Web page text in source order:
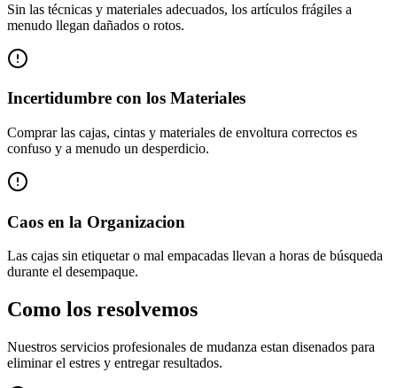
Sin las técnicas y materiales adecuados, los artículos frágiles a
menudo llegan dañados o rotos.
Incertidumbre con los Materiales
Comprar las cajas, cintas y materiales de envoltura correctos es
confuso y a menudo un desperdicio.
Caos en la Organizacion
Las cajas sin etiquetar o mal empacadas llevan a horas de búsqueda
durante el desempaque.
Como los resolvemos
Nuestros servicios profesionales de mudanza estan disenados para
eliminar el estres y entregar resultados.